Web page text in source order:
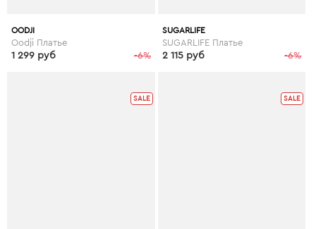
OODJI
Oodji Платье
-6%
1 299 руб
SUGARLIFE
SUGARLIFE Платье
-6%
2 115 руб
SALE SALE